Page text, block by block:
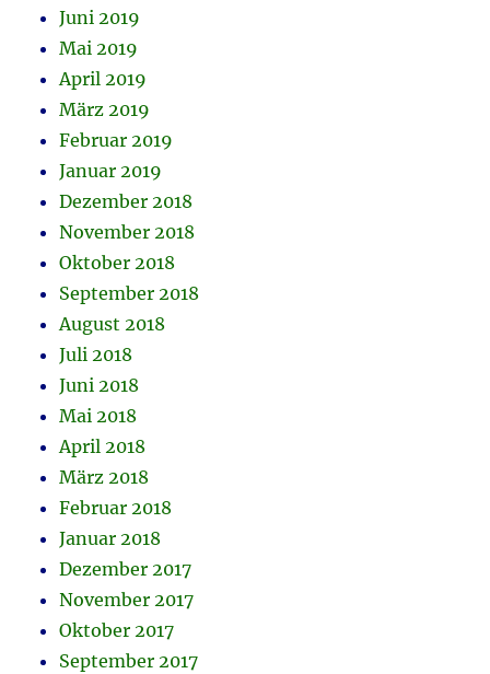
Juni 2019
Mai 2019
April 2019
März 2019
Februar 2019
Januar 2019
Dezember 2018
November 2018
Oktober 2018
September 2018
August 2018
Juli 2018
Juni 2018
Mai 2018
April 2018
März 2018
Februar 2018
Januar 2018
Dezember 2017
November 2017
Oktober 2017
September 2017